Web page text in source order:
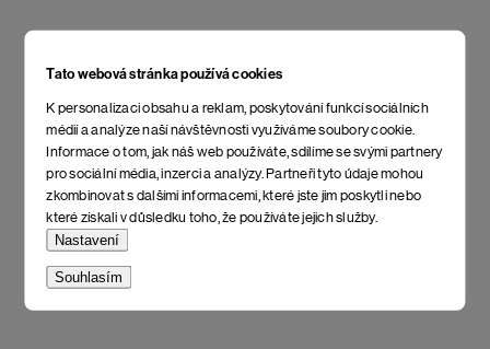
Tato webová stránka používá cookies
K personalizaci obsahu a reklam, poskytování funkcí sociálních
médií a analýze naší návštěvnosti využíváme soubory cookie.
Informace o tom, jak náš web používáte, sdílíme se svými partnery
pro sociální média, inzerci a analýzy. Partneři tyto údaje mohou
zkombinovat s dalšími informacemi, které jste jim poskytli nebo
které získali v důsledku toho, že používáte jejich služby.
Nastavení
Souhlasím